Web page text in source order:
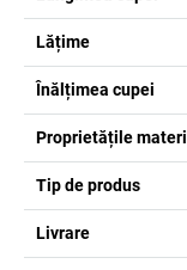
Lățime
Înălțimea cupei
Proprietățile
Tip de produs
Livrare